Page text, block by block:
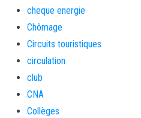
cheque energie
Chômage
Circuits touristiques
circulation
club
CNA
Collèges